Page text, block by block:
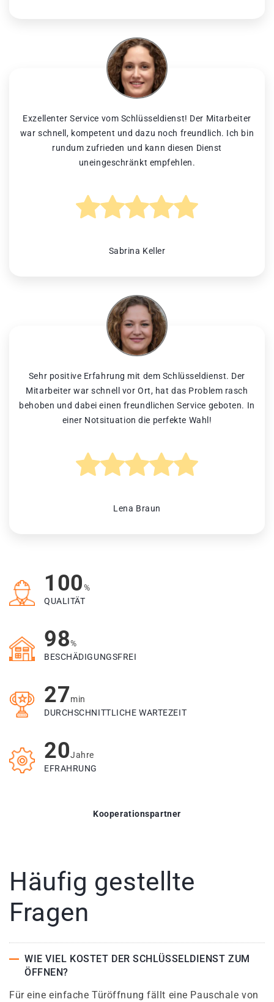
Exzellenter Service vom Schlüsseldienst! Der Mitarbeiter
war schnell, kompetent und dazu noch freundlich. Ich bin
rundum zufrieden und kann diesen Dienst
uneingeschränkt empfehlen.
Sabrina Keller
Sehr positive Erfahrung mit dem Schlüsseldienst. Der
Mitarbeiter war schnell vor Ort, hat das Problem rasch
behoben und dabei einen freundlichen Service geboten. In
einer Notsituation die perfekte Wahl!
Lena Braun
100%
QUALITÄT
98%
BESCHÄDIGUNGSFREI
27min
DURCHSCHNITTLICHE WARTEZEIT
20Jahre
EFRAHRUNG
Kooperationspartner
Häufig gestellte
Fragen
WIE VIEL KOSTET DER SCHLÜSSELDIENST ZUM
ÖFFNEN?
Für eine einfache Türöffnung fällt eine Pauschale von